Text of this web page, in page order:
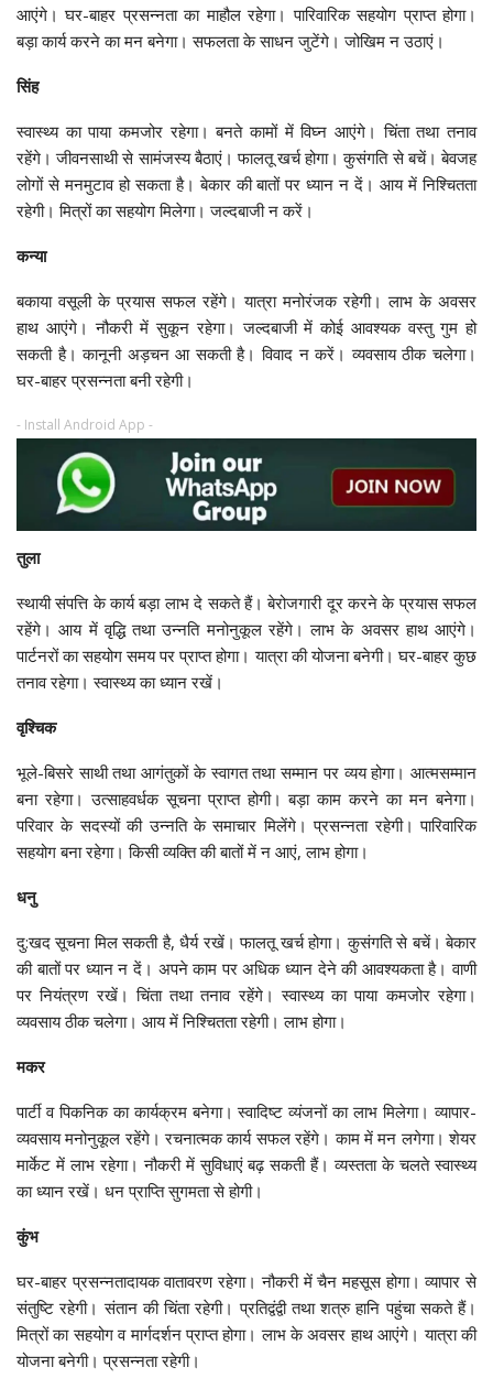
आएंगे। घर-बाहर प्रसन्नता का माहौल रहेगा। पारिवारिक सहयोग प्राप्त होगा।
बड़ा कार्य करने का मन बनेगा। सफलता के साधन जुटेंगे। जोखिम न उठाएं।
सिंह
स्वास्थ्य का पाया कमजोर रहेगा। बनते कामों में विघ्न आएंगे। चिंता तथा तनाव
रहेंगे। जीवनसाथी से सामंजस्य बैठाएं। फालतू खर्च होगा। कुसंगति से बचें। बेवजह
लोगों से मनमुटाव हो सकता है। बेकार की बातों पर ध्यान न दें। आय में निश्चितता
रहेगी। मित्रों का सहयोग मिलेगा। जल्दबाजी न करें।
कन्या
बकाया वसूली के प्रयास सफल रहेंगे। यात्रा मनोरंजक रहेगी। लाभ के अवसर
हाथ आएंगे। नौकरी में सुकून रहेगा। जल्दबाजी में कोई आवश्यक वस्तु गुम हो
सकती है। कानूनी अड़चन आ सकती है। विवाद न करें। व्यवसाय ठीक चलेगा।
घर-बाहर प्रसन्नता बनी रहेगी।
- Install Android App -
तुला
स्थायी संपत्ति के कार्य बड़ा लाभ दे सकते हैं। बेरोजगारी दूर करने के प्रयास सफल
रहेंगे। आय में वृद्धि तथा उन्नति मनोनुकूल रहेंगे। लाभ के अवसर हाथ आएंगे।
पार्टनरों का सहयोग समय पर प्राप्त होगा। यात्रा की योजना बनेगी। घर-बाहर कुछ
तनाव रहेगा। स्वास्थ्य का ध्यान रखें।
वृश्चिक
भूले-बिसरे साथी तथा आगंतुकों के स्वागत तथा सम्मान पर व्यय होगा। आत्मसम्मान
बना रहेगा। उत्साहवर्धक सूचना प्राप्त होगी। बड़ा काम करने का मन बनेगा।
परिवार के सदस्यों की उन्नति के समाचार मिलेंगे। प्रसन्नता रहेगी। पारिवारिक
सहयोग बना रहेगा। किसी व्यक्ति की बातों में न आएं, लाभ होगा।
धनु
दु:खद सूचना मिल सकती है, धैर्य रखें। फालतू खर्च होगा। कुसंगति से बचें। बेकार
की बातों पर ध्यान न दें। अपने काम पर अधिक ध्यान देने की आवश्यकता है। वाणी
पर नियंत्रण रखें। चिंता तथा तनाव रहेंगे। स्वास्थ्य का पाया कमजोर रहेगा।
व्यवसाय ठीक चलेगा। आय में निश्चितता रहेगी। लाभ होगा।
मकर
पार्टी व पिकनिक का कार्यक्रम बनेगा। स्वादिष्ट व्यंजनों का लाभ मिलेगा। व्यापार-
व्यवसाय मनोनुकूल रहेंगे। रचनात्मक कार्य सफल रहेंगे। काम में मन लगेगा। शेयर
मार्केट में लाभ रहेगा। नौकरी में सुविधाएं बढ़ सकती हैं। व्यस्तता के चलते स्वास्थ्‍य
का ध्यान रखें। धन प्राप्ति सुगमता से होगी।
कुंभ
घर-बाहर प्रसन्नतादायक वातावरण रहेगा। नौकरी में चैन महसूस होगा। व्यापार से
संतुष्टि रहेगी। संतान की चिंता रहेगी। प्रतिद्वंद्वी तथा शत्रु हानि पहुंचा सकते हैं।
मित्रों का सहयोग व मार्गदर्शन प्राप्त होगा। लाभ के अवसर हाथ आएंगे। यात्रा की
योजना बनेगी। प्रसन्नता रहेगी।